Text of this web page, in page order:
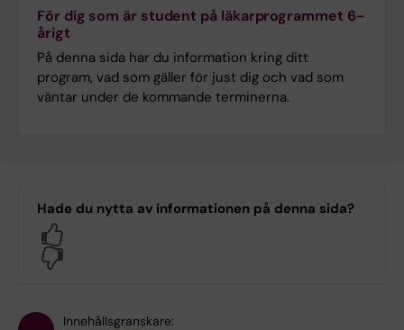
För dig som är student på läkarprogrammet 6-
årigt
På denna sida har du information kring ditt
program, vad som gäller för just dig och vad som
väntar under de kommande terminerna.
Hade du nytta av informationen på denna sida?
Innehållsgranskare: